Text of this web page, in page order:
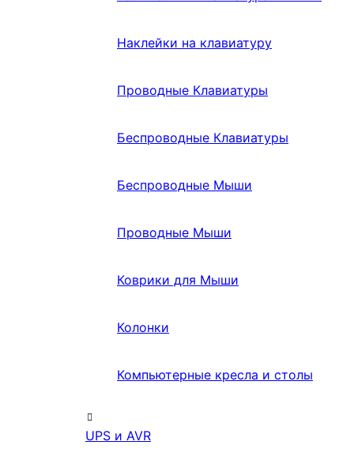
Наклейки на клавиатуру
Проводные Клавиатуры
Беспроводные Клавиатуры
Беспроводные Мыши
Проводные Мыши
Коврики для Мыши
Колонки
Компьютерные кресла и столы
UPS и AVR